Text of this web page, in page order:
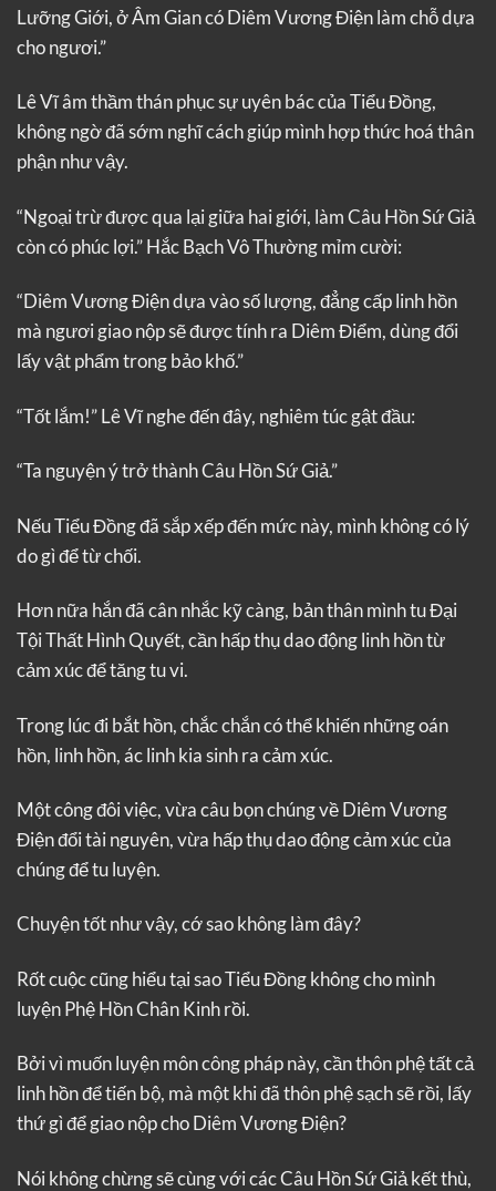
Lưỡng Giới, ở Âm Gian có Diêm Vương Điện làm chỗ dựa
cho ngươi.”
Lê Vĩ âm thầm thán phục sự uyên bác của Tiểu Đồng,
không ngờ đã sớm nghĩ cách giúp mình hợp thức hoá thân
phận như vậy.
“Ngoại trừ được qua lại giữa hai giới, làm Câu Hồn Sứ Giả
còn có phúc lợi.” Hắc Bạch Vô Thường mỉm cười:
“Diêm Vương Điện dựa vào số lượng, đẳng cấp linh hồn
mà ngươi giao nộp sẽ được tính ra Diêm Điểm, dùng đổi
lấy vật phẩm trong bảo khố.”
“Tốt lắm!” Lê Vĩ nghe đến đây, nghiêm túc gật đầu:
“Ta nguyện ý trở thành Câu Hồn Sứ Giả.”
Nếu Tiểu Đồng đã sắp xếp đến mức này, mình không có lý
do gì để từ chối.
Hơn nữa hắn đã cân nhắc kỹ càng, bản thân mình tu Đại
Tội Thất Hình Quyết, cần hấp thụ dao động linh hồn từ
cảm xúc để tăng tu vi.
Trong lúc đi bắt hồn, chắc chắn có thể khiến những oán
hồn, linh hồn, ác linh kia sinh ra cảm xúc.
Một công đôi việc, vừa câu bọn chúng về Diêm Vương
Điện đổi tài nguyên, vừa hấp thụ dao động cảm xúc của
chúng để tu luyện.
Chuyện tốt như vậy, cớ sao không làm đây?
Rốt cuộc cũng hiểu tại sao Tiểu Đồng không cho mình
luyện Phệ Hồn Chân Kinh rồi.
Bởi vì muốn luyện môn công pháp này, cần thôn phệ tất cả
linh hồn để tiến bộ, mà một khi đã thôn phệ sạch sẽ rồi, lấy
thứ gì để giao nộp cho Diêm Vương Điện?
Nói không chừng sẽ cùng với các Câu Hồn Sứ Giả kết thù,